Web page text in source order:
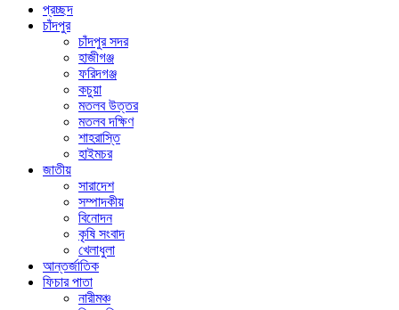
প্রচ্ছদ
চাঁদপুর
চাঁদপুর সদর
হাজীগঞ্জ
ফরিদগঞ্জ
কচুয়া
মতলব উত্তর
মতলব দক্ষিণ
শাহরাস্তি
হাইমচর
জাতীয়
সারাদেশ
সম্পাদকীয়
বিনোদন
কৃষি সংবাদ
খেলাধুলা
আন্তর্জাতিক
ফিচার পাতা
নারীমঞ্চ